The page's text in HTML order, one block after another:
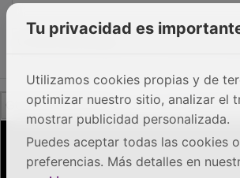
OTRAS NOTICIAS
GUADA TV MEDIA
Tu privacidad es
Utilizamos cookies propias y de
optimizar nuestro sitio, analizar el
mostrar publicidad personalizada.
Puedes aceptar todas las cookies
preferencias. Más detalles en